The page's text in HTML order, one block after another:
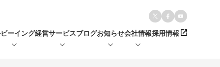
ーイング経営サービスブログお知らせ会社情報採用情報